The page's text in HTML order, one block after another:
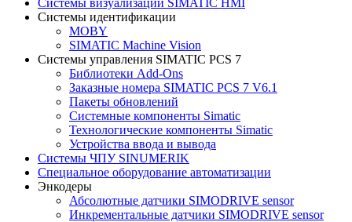
Системы визуализации SIMATIC HMI
Системы идентификации
MOBY
SIMATIC Machine Vision
Системы управления SIMATIC PCS 7
Библиотеки Add-Ons
Заказные номера SIMATIC PCS 7 V6.1
Пакеты обновлений
Системные компоненты Simatic
Технологические компоненты Simatic
Устройства ввода и вывода
Системы ЧПУ SINUMERIK
Специальное оборудование автоматизации
Энкодеры
Абсолютные датчики SIMODRIVE sensor
Инкрементальные датчики SIMODRIVE sensor